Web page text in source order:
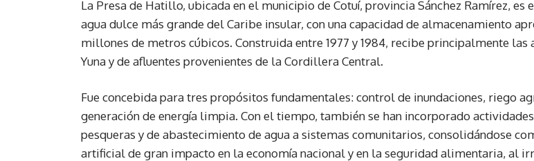
La Presa de Hatillo, ubicada en el municipio de Cotuí, provincia Sánchez Ramírez, es
agua dulce más grande del Caribe insular, con una capacidad de almacenamiento
millones de metros cúbicos. Construida entre 1977 y 1984, recibe principalmente las
Yuna y de afluentes provenientes de la Cordillera Central.
Fue concebida para tres propósitos fundamentales: control de inundaciones, riego
generación de energía limpia. Con el tiempo, también se han incorporado
pesqueras y de abastecimiento de agua a sistemas comunitarios, consolidándose
artificial de gran impacto en la economía nacional y en la seguridad alimentaria, al